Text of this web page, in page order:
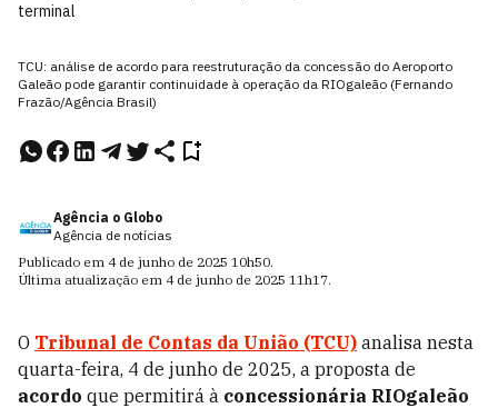
terminal
TCU: análise de acordo para reestruturação da concessão do Aeroporto
Galeão pode garantir continuidade à operação da RIOgaleão (Fernando
Frazão/Agência Brasil)
Agência o Globo
Agência de notícias
Publicado em 4 de junho de 2025 10h50.
Última atualização em 4 de junho de 2025 11h17.
O Tribunal de Contas da União (TCU) analisa nesta
quarta-feira, 4 de junho de 2025, a proposta de
acordo que permitirá à concessionária RIOgaleão